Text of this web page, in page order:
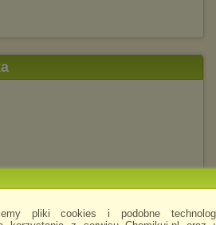
pliki cookies i podobne